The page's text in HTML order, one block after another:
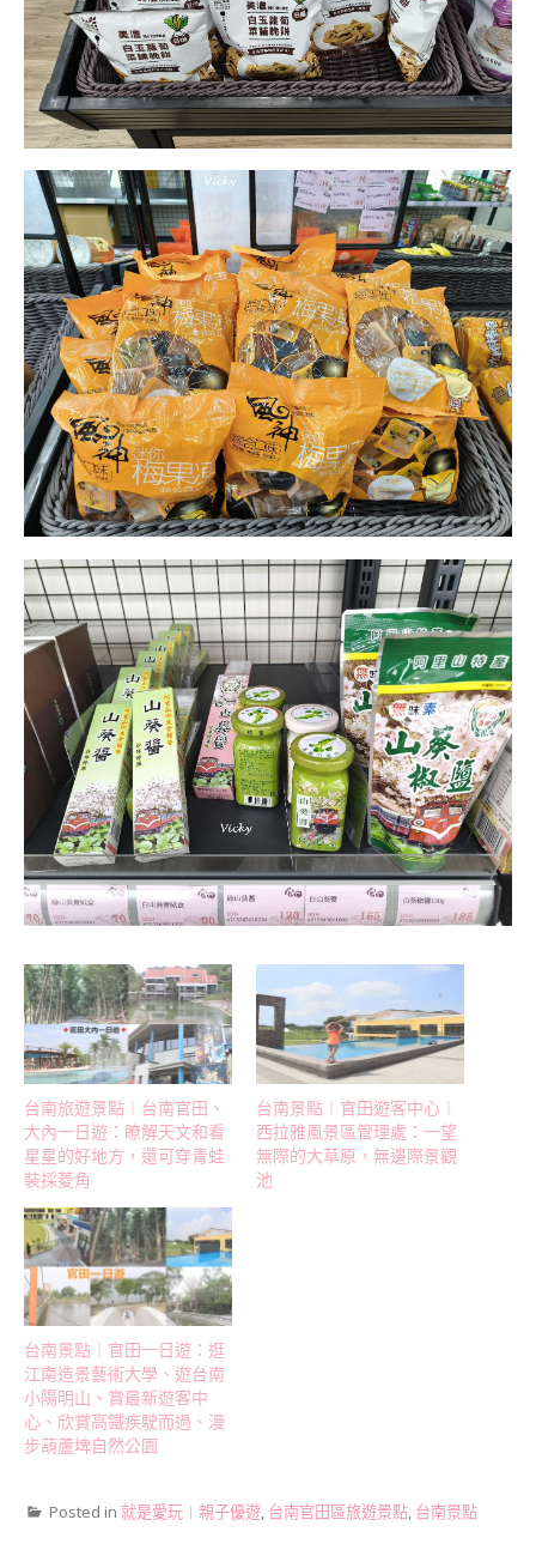
台南旅遊景點︱台南官田、
大內一日遊：瞭解天文和看
星星的好地方，還可穿青蛙
裝採菱角
台南景點︱官田遊客中心︱
西拉雅風景區管理處：一望
無際的大草原，無邊際景觀
池
台南景點︱官田一日遊：逛
江南造景藝術大學、遊台南
小陽明山、賞最新遊客中
心、欣賞高鐵疾駛而過、漫
步葫蘆埤自然公園
Posted in 就是愛玩︱親子優遊, 台南官田區旅遊景點, 台南景點